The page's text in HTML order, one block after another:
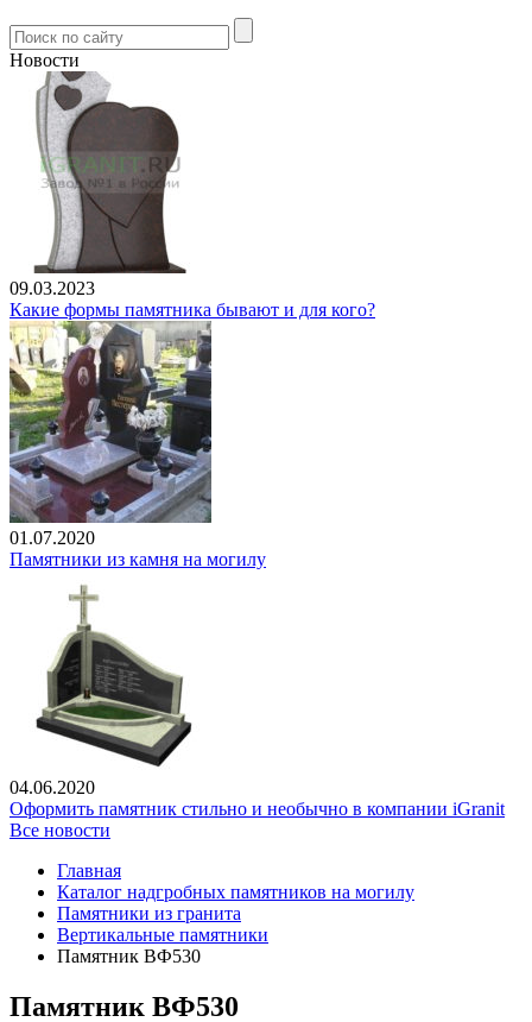
Новости
09.03.2023
Какие формы памятника бывают и для кого?
01.07.2020
Памятники из камня на могилу
04.06.2020
Оформить памятник стильно и необычно в компании iGranit
Все новости
Главная
Каталог надгробных памятников на могилу
Памятники из гранита
Вертикальные памятники
Памятник ВФ530
Памятник ВФ530